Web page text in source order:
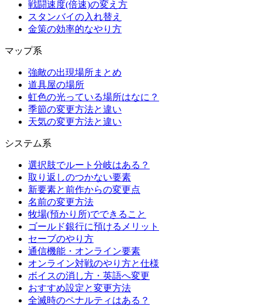
戦闘速度(倍速)の変え方
スタンバイの入れ替え
金策の効率的なやり方
マップ系
強敵の出現場所まとめ
道具屋の場所
虹色の光っている場所はなに？
季節の変更方法と違い
天気の変更方法と違い
システム系
選択肢でルート分岐はある？
取り返しのつかない要素
新要素と前作からの変更点
名前の変更方法
牧場(預かり所)でできること
ゴールド銀行に預けるメリット
セーブのやり方
通信機能・オンライン要素
オンライン対戦のやり方と仕様
ボイスの消し方・英語へ変更
おすすめ設定と変更方法
全滅時のペナルティはある？